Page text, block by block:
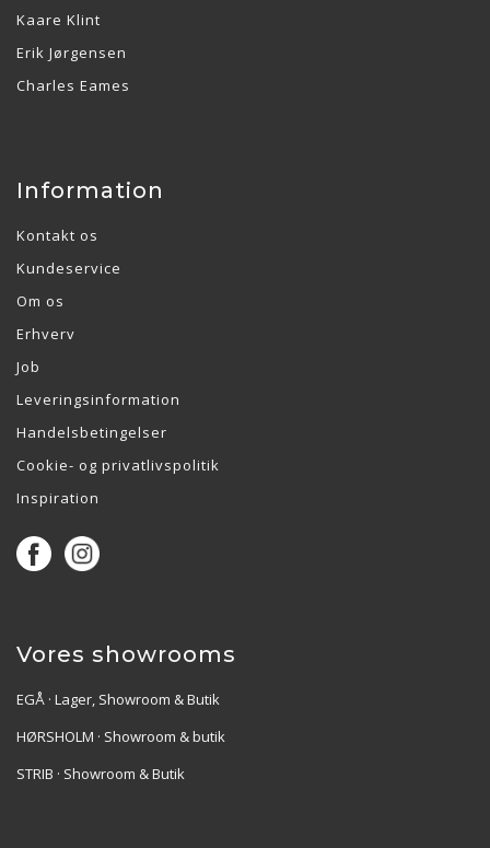
Kaare Klint
Erik Jørgensen
Charles Eames
Information
Kontakt os
Kundeservice
Om os
Erhverv
Job
Leveringsinformation
Handelsbetingelser
Cookie- og privatlivspolitik
Inspiration
Vores showrooms
EGÅ · Lager, Showroom & Butik
HØRSHOLM · Showroom & butik
STRIB · Showroom & Butik